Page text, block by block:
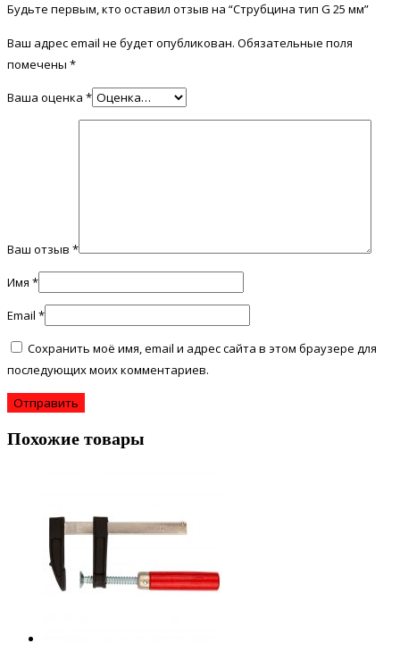
Будьте первым, кто оставил отзыв на “Струбцина тип G 25 мм”
Ваш адрес email не будет опубликован. Обязательные поля
помечены *
Ваша оценка *
Ваш отзыв *
Имя *
Email *
Сохранить моё имя, email и адрес сайта в этом браузере для
последующих моих комментариев.
Похожие товары